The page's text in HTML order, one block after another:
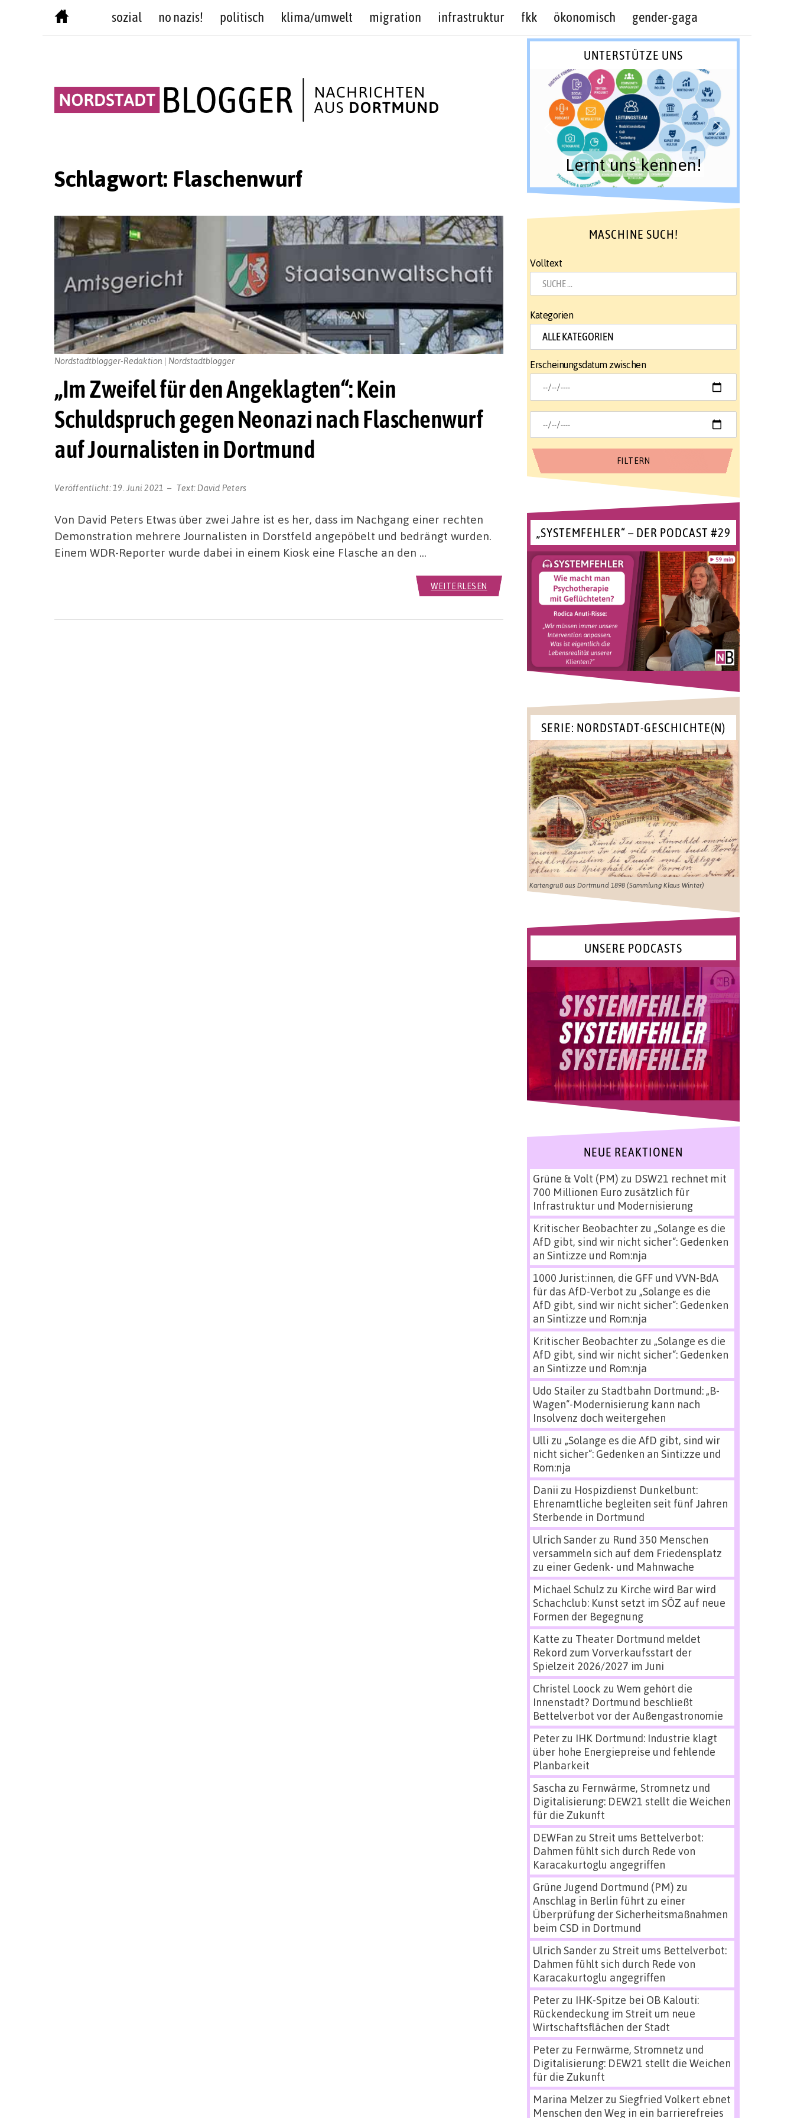
sozial no nazis! politisch klima/umwelt migration infrastruktur fkk ökonomisch gender-gaga
Schlagwort: Flaschenwurf
„Im Zweifel für den Angeklagten“: Kein
Schuldspruch gegen Neonazi nach Flaschenwurf
auf Journalisten in Dortmund
Veröffentlicht: 19. Juni 2021 Text:David Peters
Nordstadtblogger-Redaktion | Nordstadtblogger
Von David Peters Etwas über zwei Jahre ist es her, dass im Nachgang einer rechten
Demonstration mehrere Journalisten in Dorstfeld angepöbelt und bedrängt wurden.
Einem WDR-Reporter wurde dabei in einem Kiosk eine Flasche an den …
WEITERLESEN
UNTERSTÜTZE UNS
Lernt uns kennen!
MASCHINE SUCH!
Volltext
Kategorien
Erscheinungsdatum zwischen
„SYSTEMFEHLER“ – DER PODCAST #29
SERIE: NORDSTADT-GESCHICHTE(N)
Kartengruß aus Dortmund 1898 (Sammlung Klaus Winter)
UNSERE PODCASTS
NEUE REAKTIONEN
Grüne & Volt (PM) zu DSW21 rechnet mit
700 Millionen Euro zusätzlich für
Infrastruktur und Modernisierung
Kritischer Beobachterzu „Solange es die
AfD gibt, sind wir nicht sicher“: Gedenken
an Sinti:zze und Rom:nja
1000 Jurist:innen, die GFF und VVN-BdA
für das AfD-Verbot zu „Solange es die
AfD gibt, sind wir nicht sicher“: Gedenken
an Sinti:zze und Rom:nja
Kritischer Beobachterzu „Solange es die
AfD gibt, sind wir nicht sicher“: Gedenken
an Sinti:zze und Rom:nja
Udo Stailerzu Stadtbahn Dortmund: „B-
Wagen“-Modernisierung kann nach
Insolvenz doch weitergehen
Ulli zu „Solange es die AfD gibt, sind wir
nicht sicher“: Gedenken an Sinti:zze und
Rom:nja
Danii zu Hospizdienst Dunkelbunt:
Ehrenamtliche begleiten seit fünf Jahren
Sterbende in Dortmund
Ulrich Sanderzu Rund 350 Menschen
versammeln sich auf dem Friedensplatz
zu einer Gedenk- und Mahnwache
Michael Schulz zu Kirche wird Bar wird
Schachclub: Kunst setzt im SÖZ auf neue
Formen der Begegnung
Katte zu Theater Dortmund meldet
Rekord zum Vorverkaufsstart der
Spielzeit 2026/2027 im Juni
Christel Loock zu Wem gehört die
Innenstadt? Dortmund beschließt
Bettelverbot vor der Außengastronomie
Peterzu IHK Dortmund: Industrie klagt
über hohe Energiepreise und fehlende
Planbarkeit
Sascha zu Fernwärme, Stromnetz und
Digitalisierung: DEW21 stellt die Weichen
für die Zukunft
DEWFan zu Streit ums Bettelverbot:
Dahmen fühlt sich durch Rede von
Karacakurtoglu angegriffen
Grüne Jugend Dortmund (PM) zu
Anschlag in Berlin führt zu einer
Überprüfung der Sicherheitsmaßnahmen
beim CSD in Dortmund
Ulrich Sanderzu Streit ums Bettelverbot:
Dahmen fühlt sich durch Rede von
Karacakurtoglu angegriffen
Peterzu IHK-Spitze bei OB Kalouti:
Rückendeckung im Streit um neue
Wirtschaftsflächen der Stadt
Peterzu Fernwärme, Stromnetz und
Digitalisierung: DEW21 stellt die Weichen
für die Zukunft
Marina Melzerzu Siegfried Volkert ebnet
Menschen den Weg in ein barrierefreies